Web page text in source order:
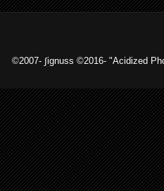
©2007- ∫ignuss ©2016- "Acidized